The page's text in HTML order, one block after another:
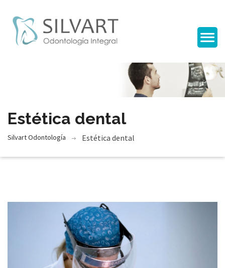
Estética dental
Silvart Odontología Estética dental